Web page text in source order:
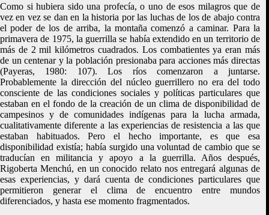
Como si hubiera sido una profecía, o uno de esos milagros que de
vez en vez se dan en la historia por las luchas de los de abajo contra
el poder de los de arriba, la montaña comenzó a caminar. Para la
primavera de 1975, la guerrilla se había extendido en un territorio de
más de 2 mil kilómetros cuadrados. Los combatientes ya eran más
de un centenar y la población presionaba para acciones más directas
(Payeras, 1980: 107). Los ríos comenzaron a juntarse.
Probablemente la dirección del núcleo guerrillero no era del todo
consciente de las condiciones sociales y políticas particulares que
estaban en el fondo de la creación de un clima de disponibilidad de
campesinos y de comunidades indígenas para la lucha armada,
cualitativamente diferente a las experiencias de resistencia a las que
estaban habituados. Pero el hecho importante, es que esa
disponibilidad existía; había surgido una voluntad de cambio que se
traducían en militancia y apoyo a la guerrilla. Años después,
Rigoberta Menchú, en un conocido relato nos entregará algunas de
esas experiencias, y dará cuenta de condiciones particulares que
permitieron generar el clima de encuentro entre mundos
diferenciados, y hasta ese momento fragmentados.